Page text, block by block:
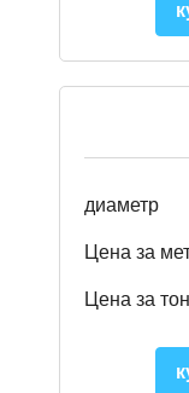
диаметр
Цена за
Цена за